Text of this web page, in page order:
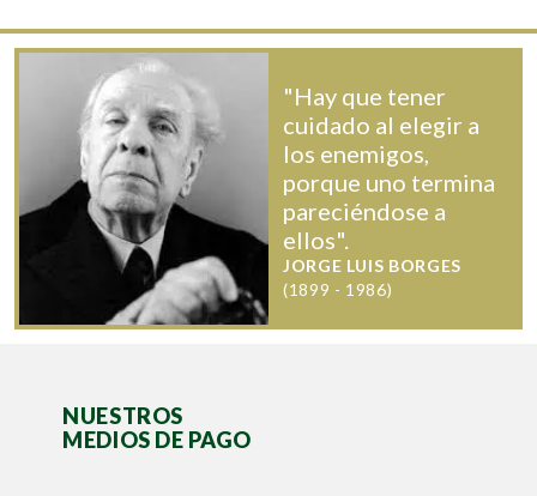
"Hay que tener
cuidado al elegir a
los enemigos,
porque uno termina
pareciéndose a
ellos".
JORGE LUIS BORGES
(1899 - 1986)
NUESTROS
MEDIOS DE PAGO